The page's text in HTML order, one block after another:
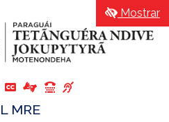
MRE
Mostrar